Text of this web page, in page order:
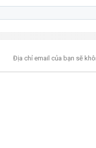
Địa chỉ email của bạn sẽ